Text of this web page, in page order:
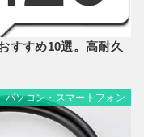
すすめ10選。高耐久
パソコン・スマートフォン